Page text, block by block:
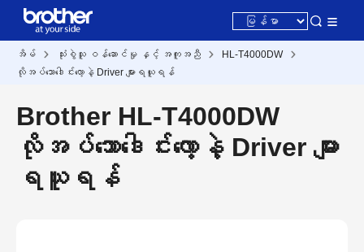
အိမ် သုံးစွဲသူ ဝန်ဆောင်မှု နှင့် အကူအညီ
HL-T4000DW
လိုအပ်သောဒေါင်းလော့နဲ့ Driver များရယူရန်
Brother HL-T4000DW
လိုအပ်သောဒေါင်းလော့နဲ့ Driver များ
ရယူရန်